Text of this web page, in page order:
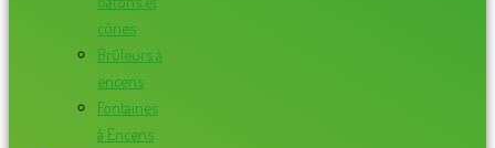
cônes
Brûleurs à
encens
Fontaines
à Encens